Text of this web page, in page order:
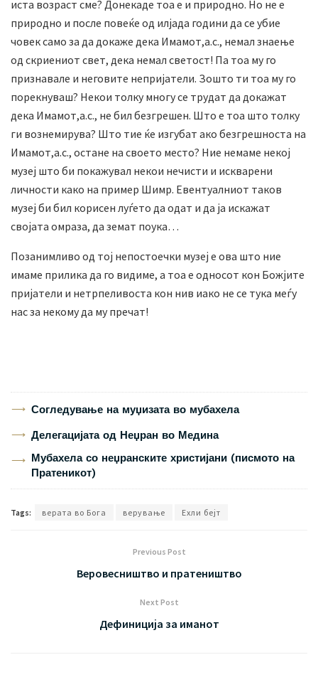
иста возраст сме? Донекаде тоа е и природно. Но не е
природно и после повеќе од илјада години да се убие
човек само за да докаже дека Имамот,а.с., немал знаење
од скриениот свет, дека немал светост! Па тоа му го
признавале и неговите непријатели. Зошто ти тоа му го
порекнуваш? Некои толку многу се трудат да докажат
дека Имамот,а.с., не бил безгрешен. Што е тоа што толку
ги вознемирува? Што тие ќе изгубат ако безгрешноста на
Имамот,а.с., остане на своето место? Ние немаме некој
музеј што би покажувал некои нечисти и искварени
личности како на пример Шимр. Евентуалниот таков
музеј би бил корисен луѓето да одат и да ја искажат
својата омраза, да земат поука…
Позанимливо од тој непостоечки музеј е ова што ние
имаме прилика да го видиме, а тоа е односот кон Божјите
пријатели и нетрпеливоста кон нив иако не се тука меѓу
нас за некому да му пречат!
Согледување на муџизата во мубахела
Делегацијата од Неџран во Медина
Мубахела со неџранските христијани (писмото на
Пратеникот)
Tags: верата во Бога верување Ехли бејт
Previous Post
Веровесништво и пратеништво
Next Post
Дефиниција за иманот